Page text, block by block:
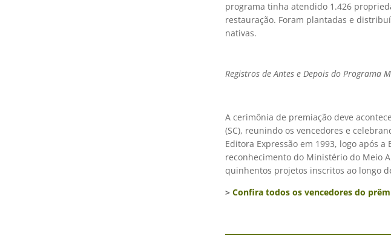
programa tinha atendido 1.426
restauração. Foram plantadas e
nativas.
Registros de Antes e Depois do Programa
A cerimônia de premiação deve
(SC), reunindo os vencedores e
Editora Expressão em 1993, logo após a
reconhecimento do Ministério do Meio
quinhentos projetos inscritos ao longo
> Confira todos os vencedores do